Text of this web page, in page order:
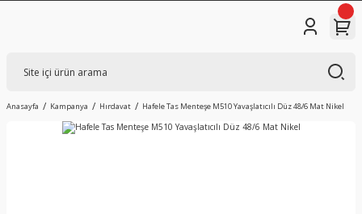
Anasayfa Kampanya Hırdavat Hafele Tas Menteşe M510 Yavaşlatıcılı Düz 48/6 Mat Nikel